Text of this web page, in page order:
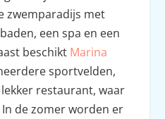
zwemparadijs met
een spa en een
beschikt Marina
sportvelden,
restaurant, waar
de zomer worden er